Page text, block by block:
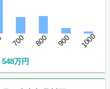
700 800 900 1000
万円